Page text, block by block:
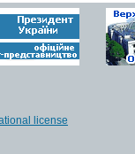
license